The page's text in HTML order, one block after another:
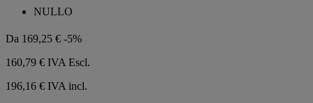
NULLO
Da 169,25 € -5%
160,79 € IVA Escl.
196,16 € IVA incl.